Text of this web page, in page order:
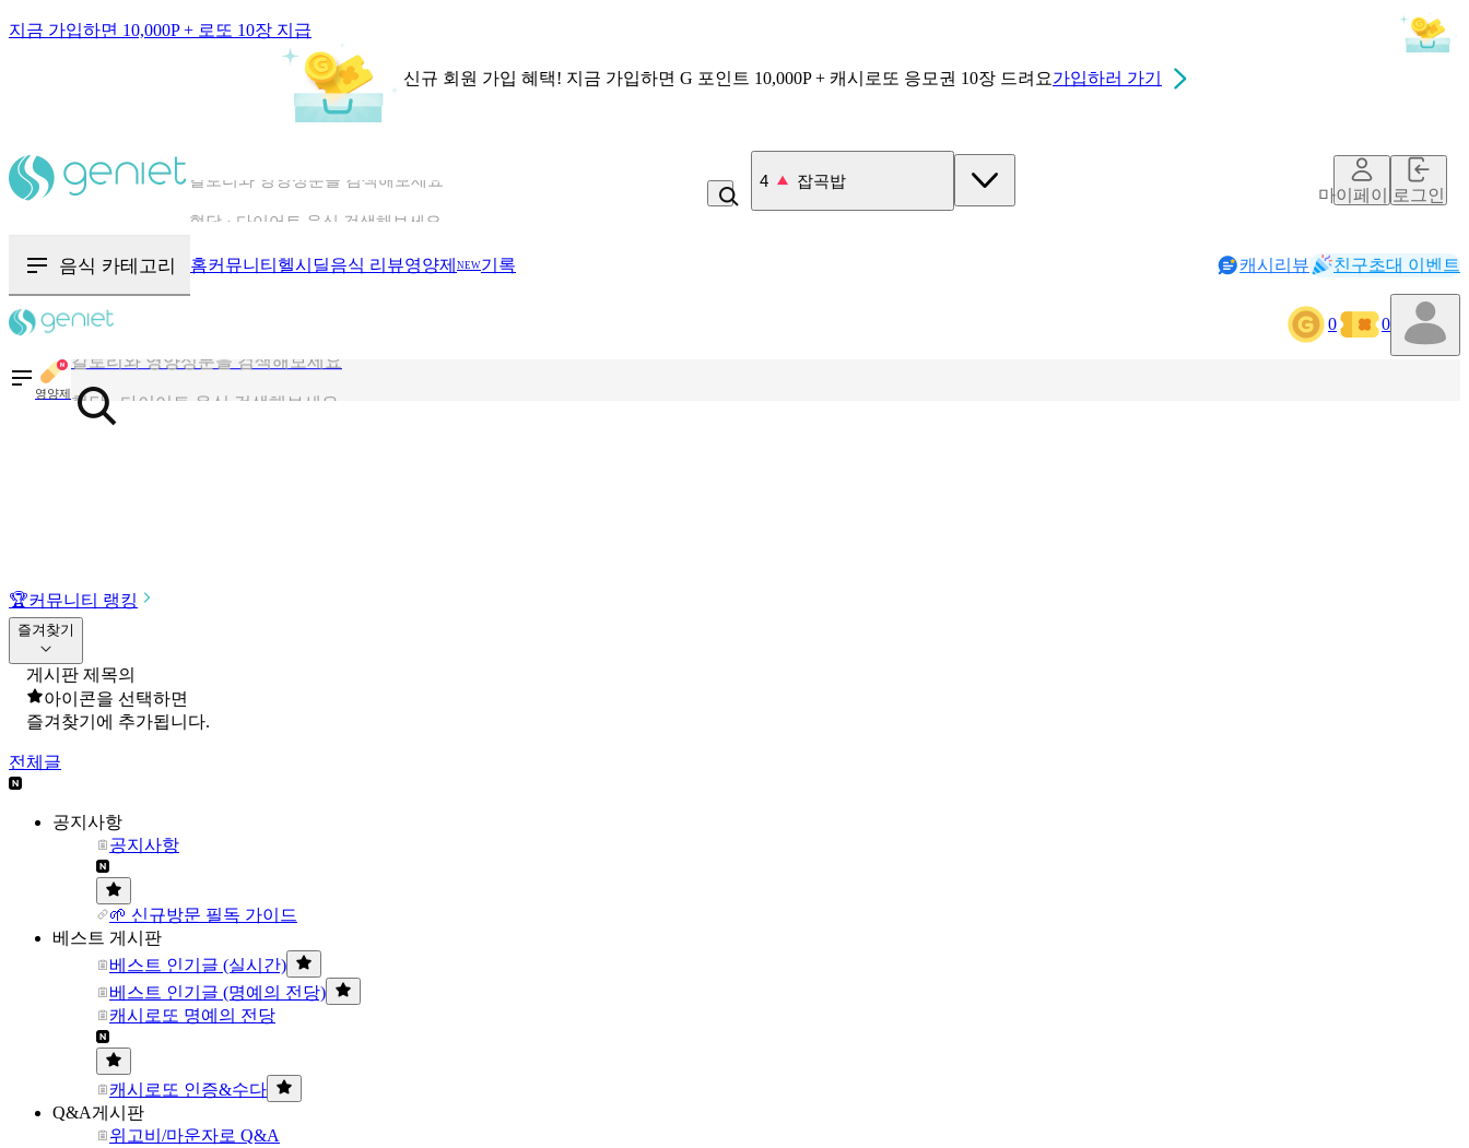
지금 가입하면 10,000P + 로또 10장 지급
신규 회원 가입 혜택! 지금 가입하면 G 포인트 10,000P + 캐시로또 응모권 10장 드려요가입하러 가기
4 잡곡밥
마이페이지로그인
음식 카테고리 홈커뮤니티 헬시딜음식 리뷰영양제 NEW기록 캐시리뷰 친구초대 이벤트
0 0
영양제
음식 · 영양제 리뷰를 찾아보세요
🏆커뮤니티 랭킹
즐겨찾기
게시판 제목의
아이콘을 선택하면
즐겨찾기에 추가됩니다.
전체글
공지사항
공지사항
🌱 신규방문 필독 가이드
베스트 게시판
베스트 인기글 (실시간)
베스트 인기글 (명예의 전당)
캐시로또 명예의 전당
캐시로또 인증&수다
Q&A게시판
위고비/마운자로 Q&A